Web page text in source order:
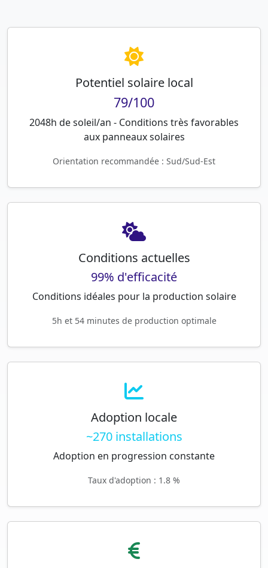
Potentiel solaire local
79/100
2048h de soleil/an - Conditions très favorables
aux panneaux solaires
Orientation recommandée : Sud/Sud-Est
Conditions actuelles
99% d'efficacité
Conditions idéales pour la production solaire
5h et 54 minutes de production optimale
Adoption locale
~270 installations
Adoption en progression constante
Taux d'adoption : 1.8 %